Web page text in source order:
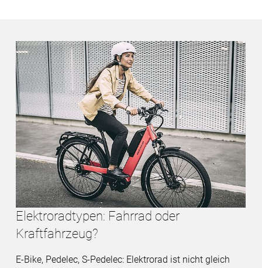
Elektroradtypen: Fahrrad oder
Kraftfahrzeug?
E-Bike, Pedelec, S-Pedelec: Elektrorad ist nicht gleich